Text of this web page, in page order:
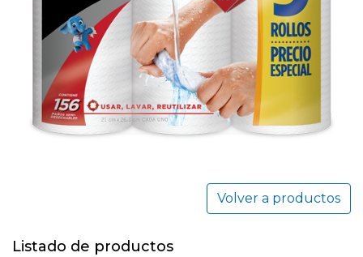
Volver a productos
Listado de productos